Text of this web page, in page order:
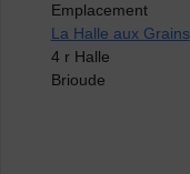
Emplacement
La Halle aux Grains
4 r Halle
Brioude